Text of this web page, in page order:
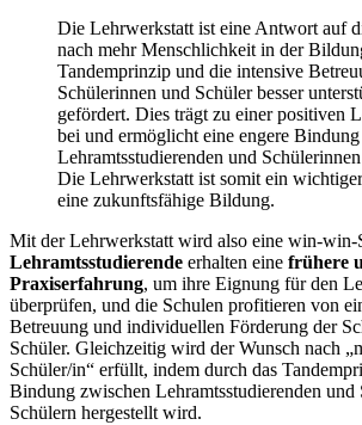
Die Lehrwerkstatt ist eine Antwort auf
nach mehr Menschlichkeit in der
Tandemprinzip und die intensive
Schülerinnen und Schüler besser
gefördert. Dies trägt zu einer positiven
bei und ermöglicht eine engere
Lehramtsstudierenden und
Die Lehrwerkstatt ist somit ein
eine zukunftsfähige Bildung.
Mit der Lehrwerkstatt wird also eine win-win-
Lehramtsstudierende erhalten eine frühere
Praxiserfahrung, um ihre Eignung für den
überprüfen, und die Schulen profitieren von
Betreuung und individuellen Förderung der
Schüler. Gleichzeitig wird der Wunsch nach
Schüler/in“ erfüllt, indem durch das
Bindung zwischen Lehramtsstudierenden und
Schülern hergestellt wird.